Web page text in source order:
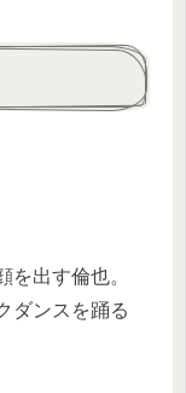
出す倫也。
ダンスを踊る